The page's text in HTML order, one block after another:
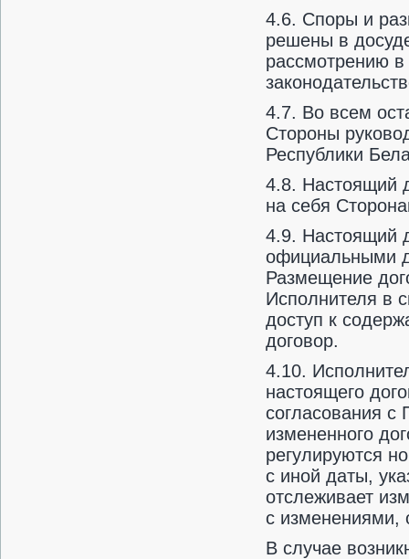
4.6. Споры и
решены в
рассмотрению
4.7. Во всем
Стороны
Республики
4.8. Настоящий
на себя
4.9. Настоящий
официальными
Размещение
Исполнителя в
доступ к
договор.
4.10.
настоящего
согласования с
измененного
регулируются
с иной даты,
отслеживает
с изменениями,
В случае